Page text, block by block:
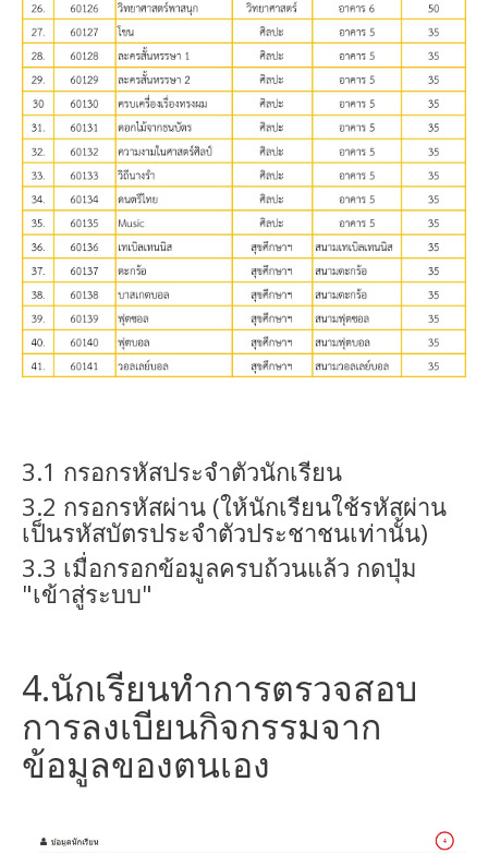
3.1 กรอกรหัสประจำตัวนักเรียน
3.2 กรอกรหัสผ่าน (ให้นักเรียนใช้รหัสผ่าน
เป็นรหัสบัตรประจำตัวประชาชนเท่านั้น)
3.3 เมื่อกรอกข้อมูลครบถ้วนแล้ว กดปุ่ม
"เข้าสู่ระบบ"
4.นักเรียนทำการตรวจสอบ
การลงเบียนกิจกรรมจาก
ข้อมูลของตนเอง